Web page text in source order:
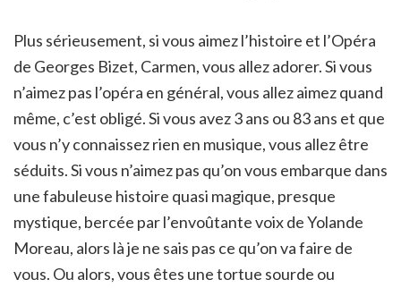
Plus sérieusement, si vous aimez l’histoire et l’Opéra
de Georges Bizet, Carmen, vous allez adorer. Si vous
n’aimez pas l’opéra en général, vous allez aimez quand
même, c’est obligé. Si vous avez 3 ans ou 83 ans et que
vous n’y connaissez rien en musique, vous allez être
séduits. Si vous n’aimez pas qu’on vous embarque dans
une fabuleuse histoire quasi magique, presque
mystique, bercée par l’envoûtante voix de Yolande
Moreau, alors là je ne sais pas ce qu’on va faire de
vous. Ou alors, vous êtes une tortue sourde ou